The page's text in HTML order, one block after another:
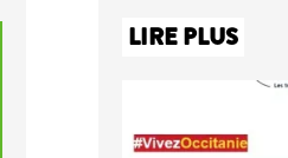
LIRE PLUS